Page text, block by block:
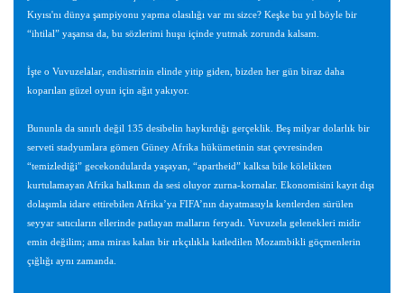
Kıyısı'nı dünya şampiyonu yapma olasılığı var mı sizce? Keşke bu yıl böyle bir
“ihtilal” yaşansa da, bu sözlerimi huşu içinde yutmak zorunda kalsam.
İşte o Vuvuzelalar, endüstrinin elinde yitip giden, bizden her gün biraz daha
koparılan güzel oyun için ağıt yakıyor.
Bununla da sınırlı değil 135 desibelin haykırdığı gerçeklik. Beş milyar dolarlık bir
serveti stadyumlara gömen Güney Afrika hükümetinin stat çevresinden
“temizlediği” gecekondularda yaşayan, “apartheid” kalksa bile kölelikten
kurtulamayan Afrika halkının da sesi oluyor zurna-kornalar. Ekonomisini kayıt dışı
dolaşımla idare ettirebilen Afrika’ya FIFA’nın dayatmasıyla kentlerden sürülen
seyyar satıcıların ellerinde patlayan malların feryadı. Vuvuzela gelenekleri midir
emin değilim; ama miras kalan bir ırkçılıkla katledilen Mozambikli göçmenlerin
çığlığı aynı zamanda.